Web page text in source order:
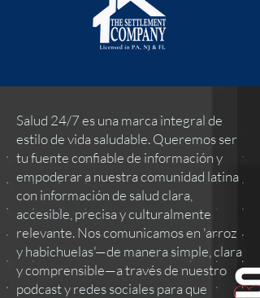
Salud 24/7 es una marca integral de
estilo de vida saludable. Queremos ser
tu fuente confiable de información y
empoderar a nuestra comunidad latina
con información de salud clara,
accesible, precisa y culturalmente
relevante. Nos comunicamos en 'arroz
y habichuelas'—de manera simple, clara
y comprensible—a través de nuestro
podcast y redes sociales para que